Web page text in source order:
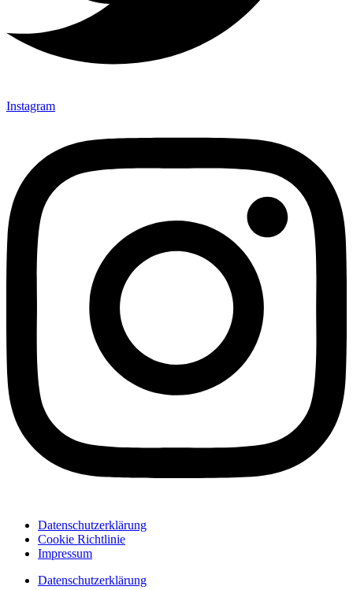
Instagram
Datenschutzerklärung
Cookie Richtlinie
Impressum
Datenschutzerklärung